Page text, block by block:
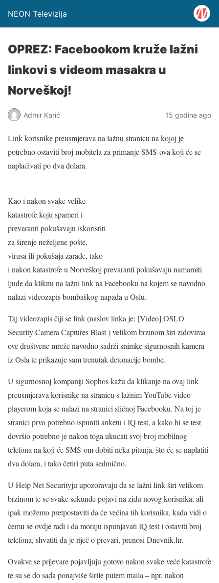
NEON Televizija
OPREZ: Facebookom kruže lažni
linkovi s videom masakra u
Norveškoj!
Admir Karić 15 godina ago
Link korisnike preusmjerava na lažnu stranicu na kojoj je
potrebno ostaviti broj mobitela za primanje SMS-ova koji će se
naplaćivati po dva dolara.
Kao i nakon svake velike
katastrofe koju spameri i
prevaranti pokušavaju iskoristiti
za širenje neželjene pošte,
virusa ili pokušaja zarade, tako
i nakon katastrofe u Norveškoj prevaranti pokušavaju namamiti
ljude da kliknu na lažni link na Facebooku na kojem se navodno
nalazi videozapis bombaškog napada u Oslu.
Taj videozapis čiji se link (naslov linka je: [Video] OSLO
Security Camera Captures Blast ) velikom brzinom širi zidovima
ove društvene mreže navodno sadrži snimke sigurnosnih kamera
iz Osla te prikazuje sam trenutak detonacije bombe.
U sigurnosnoj kompaniji Sophos kažu da klikanje na ovaj link
preusmjerava korisnike na stranicu s lažnim YouTube video
playerom koja se nalazi na stranici sličnoj Facebooku. Na toj je
stranici prvo potrebno ispuniti anketu i IQ test, a kako bi se test
dovršio potrebno je nakon toga ukucati svoj broj mobilnog
telefona na koji će SMS-om dobiti neka pitanja, što će se naplatiti
dva dolara, i tako četiri puta sedmično.
U Help Net Securityju upozoravaju da se lažni link širi velikom
brzinom te se svake sekunde pojavi na zidu novog korisnika, ali
ipak možemo pretpostaviti da će većina tih korisnika, kada vidi o
čemu se ovdje radi i da moraju ispunjavati IQ test i ostaviti broj
telefona, shvatiti da je riječ o prevari, prenosi Dnevnik.hr.
Ovakve se prijevare pojavljuju gotovo nakon svake veće katastrofe
te su se do sada ponajviše širile putem maila – npr. nakon